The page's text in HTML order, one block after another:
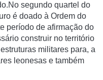
segundo quartel do
é doado à Ordem do
período de afirmação do
construir no território
militares para, a
leonesas e também